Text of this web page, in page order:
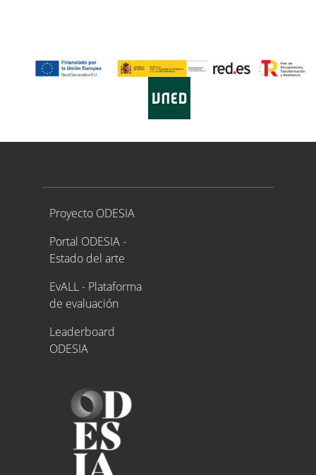
Proyecto ODESIA
Proyecto ODESIA
Portal ODESIA -
Estado del arte
EvALL - Plataforma
de evaluación
Leaderboard
ODESIA